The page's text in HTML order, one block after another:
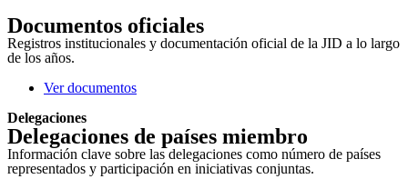
Documentos oficiales
Registros institucionales y documentación oficial de la JID a lo largo
de los años.
Ver documentos
Delegaciones
Delegaciones de países miembro
Información clave sobre las delegaciones como número de países
representados y participación en iniciativas conjuntas.